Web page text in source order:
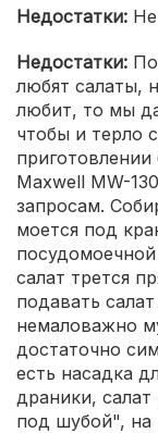
Недостатки:
Недостатки:
любят салаты,
любит, то мы
чтобы и терло
Maxwell MW-
запросам.
моется под
салат трется
подавать
немаловажно
достаточно
есть насадка
драники,
под шубой", на